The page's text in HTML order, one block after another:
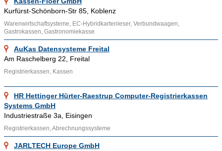
Registrierkassen ebenfalls über Adressennet im Internet
bekannt machen möchten, nehmen Sie doch Kontakt mit uns
auf, um ein individuelles Angebot zu erhalten.
Ähnliche Themenbereiche wie
Registriersysteme können über die bereitgestellten Links
Registrierkassen kann bei der "Bochumschau" angesehen
werden.
Kurfürst-Schönborn-Str 85, Koblenz
Warenwirtschaftsysteme, EC-Hybridkartenleser, Verbundwaagen,
Gastrokassen, Gastronomiekasse
AuKas Datensysteme Freital
Am Raschelberg 22, Freital
Registrierkassen, Kassen
HR Hettinger Hürter-Raestrup Computer-Registrierkassen
Systems GmbH
Industriestraße 3a, Eisingen
Registrierkassen, Abrechnungssysteme
JARLTECH Europe GmbH